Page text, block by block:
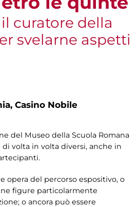
curatore della
svelarne aspetti
Casino Nobile
del Museo della Scuola Romana
volta in volta diversi, anche in
opera del percorso espositivo, o
figure particolarmente
o ancora può essere